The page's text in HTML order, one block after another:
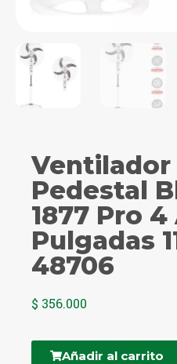
Ventilador
Pedestal
1877 Pro 4
Pulgadas
48706
$ 356.000
Añadir al carrito